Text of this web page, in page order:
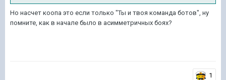
Но насчет коопа это если только "Ты и твоя команда ботов", ну
помните, как в начале было в асимметричных боях?
1